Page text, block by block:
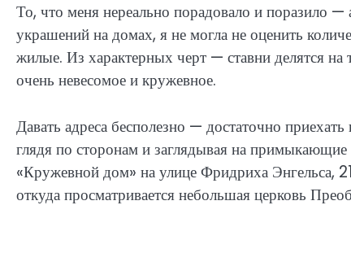
То, что меня нереально порадовало и поразило
украшений на домах, я не могла не оценить
жилые. Из характерных черт — ставни делятся
очень невесомое и кружевное.
Давать адреса бесполезно — достаточно
глядя по сторонам и заглядывая на
«Кружевной дом» на улице Фридриха Энгельса,
откуда просматривается небольшая церковь